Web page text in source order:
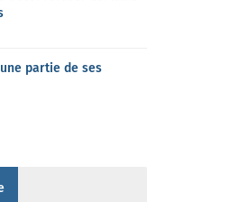
partie de ses